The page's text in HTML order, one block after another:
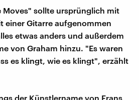
Moves" sollte ursprünglich mit
einer Gitarre aufgenommen
etwas anders und außerdem
von Graham hinzu. "Es waren
es klingt, wie es klingt", erzählt
der Künstlername von Frans